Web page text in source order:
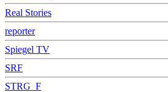
Real Stories
reporter
Spiegel TV
SRF
STRG_F